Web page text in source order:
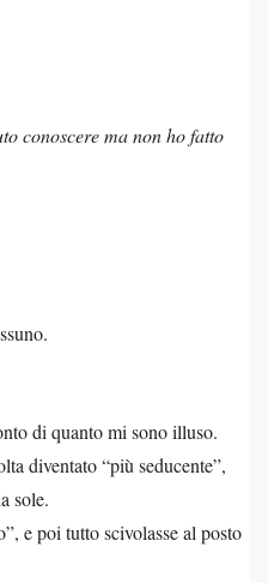
conoscere ma non ho fatto
di quanto mi sono illuso.
diventato “più seducente”,
sole.
e poi tutto scivolasse al posto